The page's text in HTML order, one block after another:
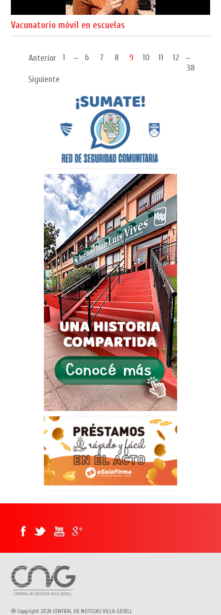
Vacunatorio móvil en escuelas
Anterior 1 ... 6 7 8 9 10 11 12
...
38
Siguiente
® Copyright 2026 CENTRAL DE NOTICIAS VILLA GESELL